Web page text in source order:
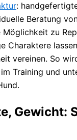
:
Beratung
zu
Charaktere
vereinen. So
Training und
Gewicht: